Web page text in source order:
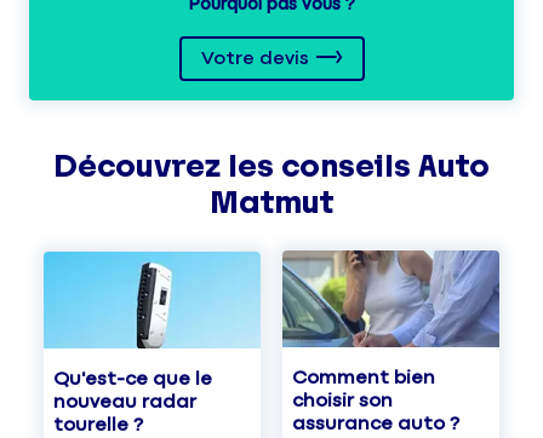
Pourquoi pas vous ?
Votre devis
Découvrez les conseils Auto
Matmut
Qu'est-ce que le
nouveau radar
tourelle ?
Comment bien
choisir son
assurance auto ?